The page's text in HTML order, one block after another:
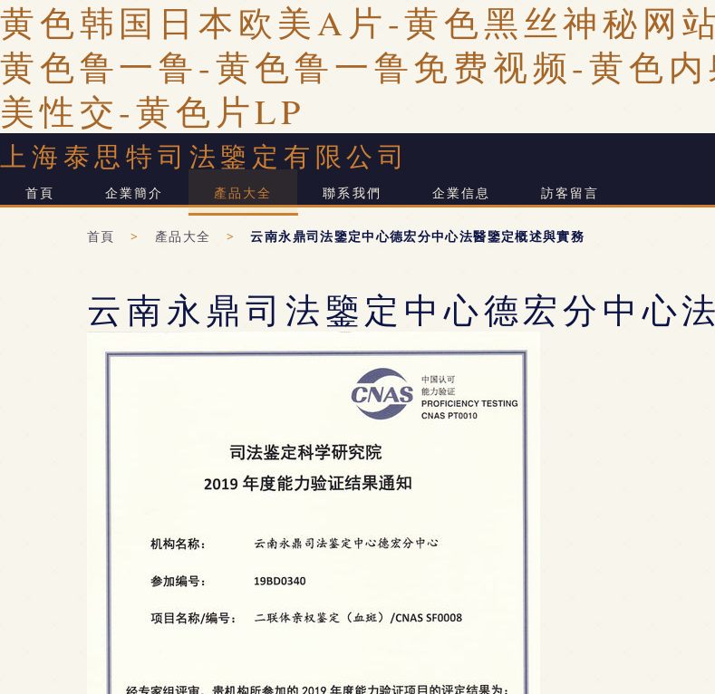
黄色韩国日本欧美A片-黄色黑丝神秘网
黄色鲁一鲁-黄色鲁一鲁免费视频-黄色
美性交-黄色片LP
上海泰思特司法鑒定有限公司
首頁 企業簡介 產品大全 聯系我們 企業信息 訪客留言
首頁 > 產品大全 > 云南永鼎司法鑒定中心德宏分中心法醫鑒定概述與實務
云南永鼎司法鑒定中心德宏分中心